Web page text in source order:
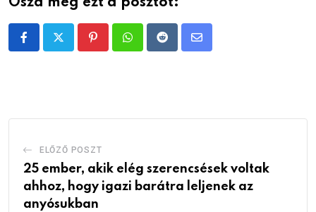
Oszd meg ezt a posztot:
PinterestWhatsappRedditShare
ELŐZŐ POSZT
25 ember, akik elég szerencsések voltak
ahhoz, hogy igazi barátra leljenek az
anyósukban